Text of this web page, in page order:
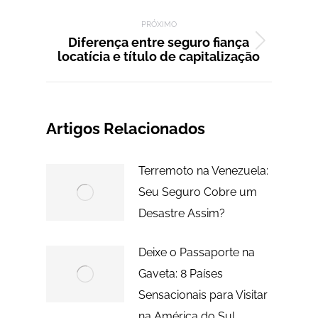
PRÓXIMO
Próximo
Diferença entre seguro fiança
locatícia e título de capitalização
Artigos Relacionados
Terremoto na Venezuela:
Seu Seguro Cobre um
Desastre Assim?
Deixe o Passaporte na
Gaveta: 8 Países
Sensacionais para Visitar